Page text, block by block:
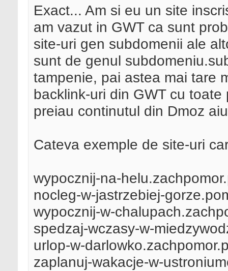
Exact... Am si eu un site
am vazut in GWT ca sunt
site-uri gen subdomenii ale
sunt de genul
tampenie, pai astea mai tare
backlink-uri din GWT cu
preiau continutul din Dmoz
Cateva exemple de site-uri
wypocznij-na-
nocleg-w-jastrzebiej-
wypocznij-w-
spedzaj-wczasy-w-
urlop-w-
zaplanuj-wakacje-w-